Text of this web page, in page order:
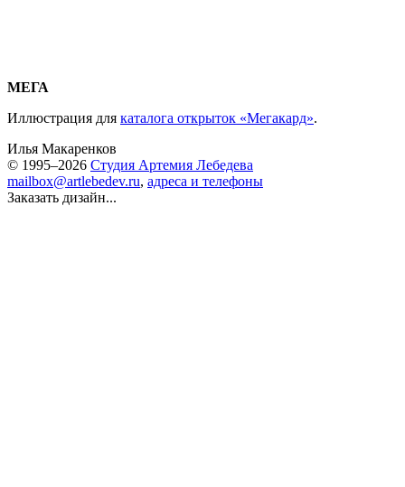
МЕГА
Иллюстрация для каталога открыток «Мегакард».
Илья Макаренков
© 1995–2026 Студия Артемия Лебедева
mailbox@artlebedev.ru, адреса и телефоны
Заказать дизайн...